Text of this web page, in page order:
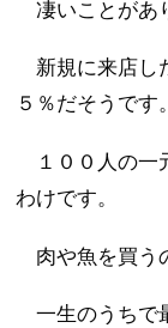
凄いことがあ
新規に来店し
５％だそうです。
１００人の一
わけです。
肉や魚を買う
一生のうちで